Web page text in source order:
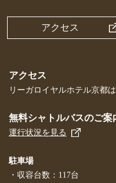
アクセス
アクセス
リーガロイヤルホテル京都
無料シャトルバスのご案
運行状況を見る
駐車場
・収容台数：117台